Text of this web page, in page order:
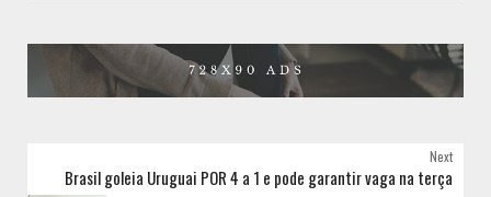
Next
Brasil goleia Uruguai POR 4 a 1 e pode garantir vaga na terça